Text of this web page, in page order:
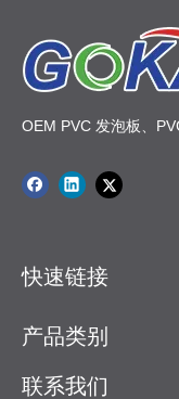
均聚物缩醛之间的差异
及设计和加工的专家技
APET片材
OEM PVC 发泡板、
快速链接
产品类别
联系我们